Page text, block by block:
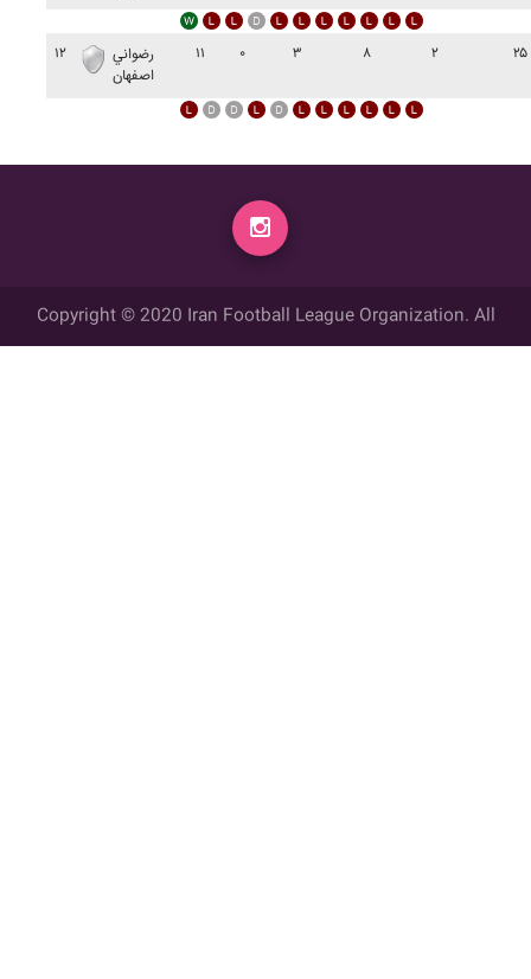
۱۲
رضواني
اصفهان
۱۱ ۰ ۳ ۸ ۲ ۲۵
Copyright © 2020 Iran Football League Organization. All